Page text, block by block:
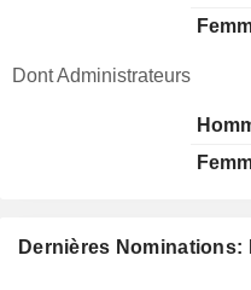
Dernières Nominations:
Dont Administrateurs